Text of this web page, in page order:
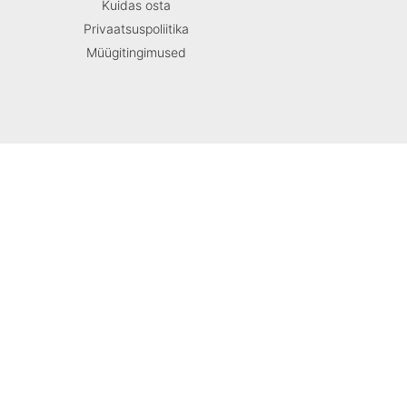
Kuidas osta
Privaatsuspoliitika
Müügitingimused